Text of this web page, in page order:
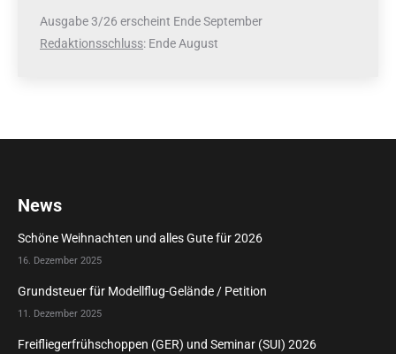
Ausgabe 3/26 erscheint Ende September
Redaktionsschluss: Ende August
News
Schöne Weihnachten und alles Gute für 2026
16. Dezember 2025
Grundsteuer für Modellflug-Gelände / Petition
11. Dezember 2025
Freifliegerfrühschoppen (GER) und Seminar (SUI) 2026